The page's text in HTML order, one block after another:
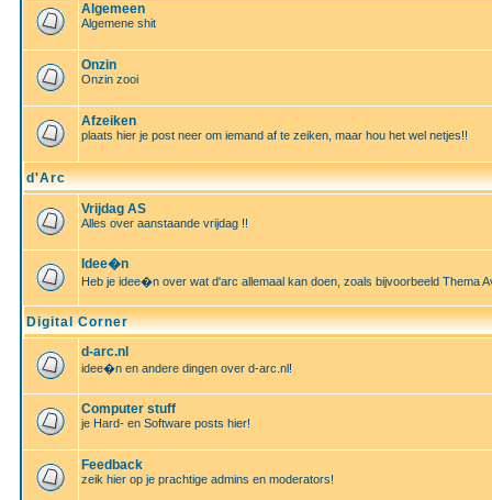
Algemeen
Algemene shit
Onzin
Onzin zooi
Afzeiken
plaats hier je post neer om iemand af te zeiken, maar hou het wel netjes!!
d'Arc
Vrijdag AS
Alles over aanstaande vrijdag !!
Idee�n
Heb je idee�n over wat d'arc allemaal kan doen, zoals bijvoorbeeld Thema
Digital Corner
d-arc.nl
idee�n en andere dingen over d-arc.nl!
Computer stuff
je Hard- en Software posts hier!
Feedback
zeik hier op je prachtige admins en moderators!